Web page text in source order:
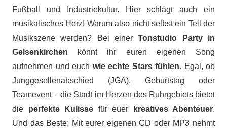
Fußball und Industriekultur. Hier schlägt auch ein
musikalisches Herz! Warum also nicht selbst ein Teil der
Musikszene werden? Bei einerTonstudio Party in
Gelsenkirchen könnt ihr euren eigenen Song
aufnehmen und euch wie echte Stars fühlen. Egal, ob
Junggesellenabschied (JGA), Geburtstag oder
Teamevent – die Stadt im Herzen des Ruhrgebiets bietet
die perfekte Kulisse für euer kreatives Abenteuer.
Und das Beste: Mit eurer eigenen CD oder MP3 nehmt